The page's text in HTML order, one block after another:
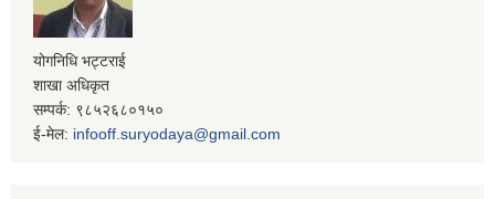
योगनिधि भट्टराई
शाखा अधिकृत
सम्पर्क: ९८५२६८०१५०
ई-मेल: infooff.suryodaya@gmail.com